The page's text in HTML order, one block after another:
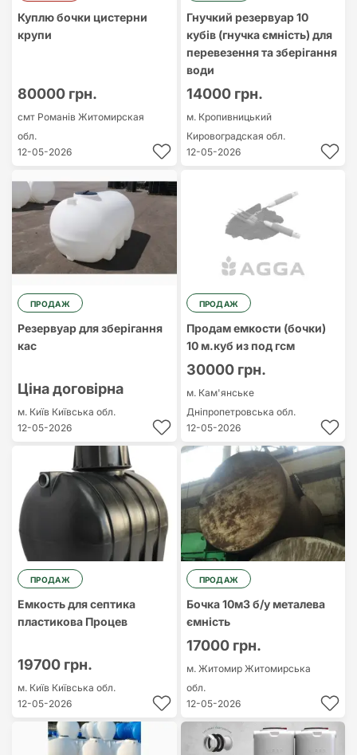
Куплю бочки цистерни
крупи
80000 грн.
смт Романів Житомирская
обл.
12-05-2026
Гнучкий резервуар 10
кубів (гнучка ємність) для
перевезення та зберігання
води
14000 грн.
м. Кропивницький
Кировоградская обл.
12-05-2026
ПРОДАЖ
Резервуар для зберігання
кас
Ціна договірна
м. Київ Київська обл.
12-05-2026
ПРОДАЖ
Продам емкости (бочки)
10 м.куб из под гсм
30000 грн.
м. Кам'янське
Дніпропетровська обл.
12-05-2026
ПРОДАЖ
Емкость для септика
пластикова Процев
19700 грн.
м. Київ Київська обл.
12-05-2026
ПРОДАЖ
Бочка 10м3 б/у металева
ємність
17000 грн.
м. Житомир Житомирська
обл.
12-05-2026